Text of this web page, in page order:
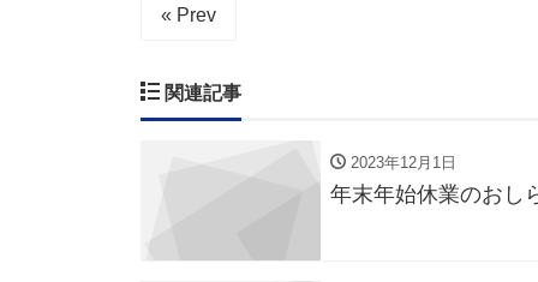
« Prev
関連記事
2023年12月1日
年末年始休業のおし